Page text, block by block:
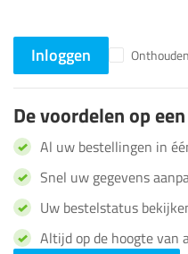
Onthouden
Inloggen
De voordelen op
Al uw bestellingen in
Snel uw gegevens
Uw bestelstatus
Altijd op de hoogte van